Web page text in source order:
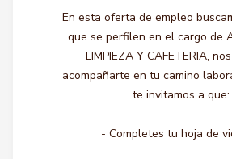
En esta oferta de empleo
que se perfilen en el cargo de
LIMPIEZA Y CAFETERIA,
acompañarte en tu camino
te invitamos a que:
- Completes tu hoja de